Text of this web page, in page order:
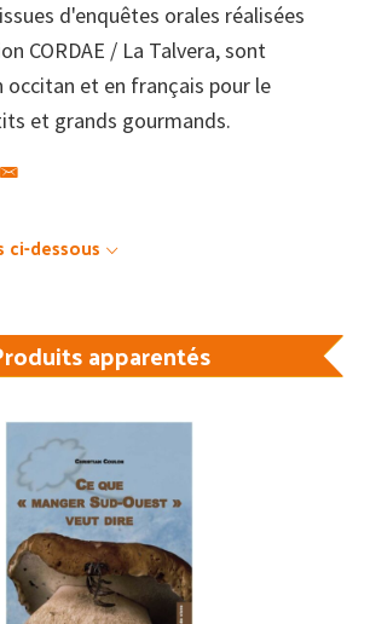
d'enquêtes orales réalisées
CORDAE / La Talvera, sont
occitan et en français pour le
et grands gourmands.
dessous
apparentés